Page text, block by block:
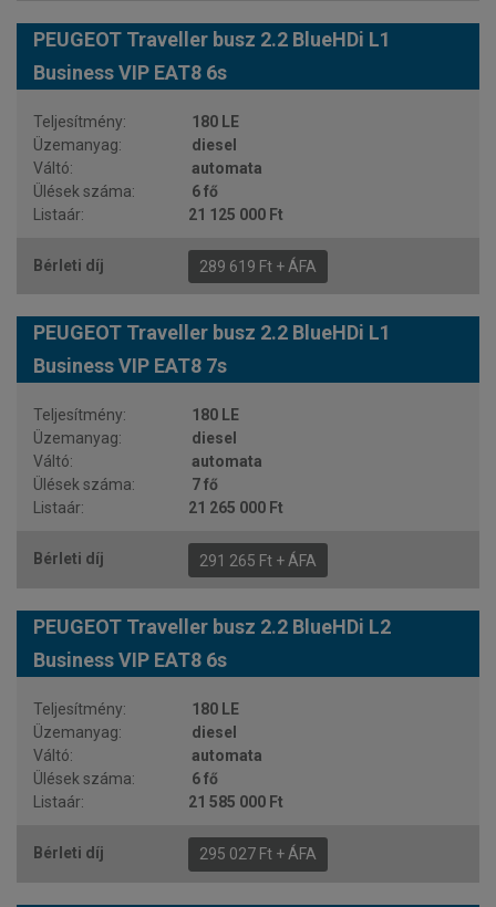
PEUGEOT Traveller busz 2.2 BlueHDi L1
Business VIP EAT8 6s
180 LE
diesel
automata
6 fő
21 125 000 Ft
289 619 Ft + ÁFA
PEUGEOT Traveller busz 2.2 BlueHDi L1
Business VIP EAT8 7s
180 LE
diesel
automata
7 fő
21 265 000 Ft
291 265 Ft + ÁFA
PEUGEOT Traveller busz 2.2 BlueHDi L2
Business VIP EAT8 6s
180 LE
diesel
automata
6 fő
21 585 000 Ft
295 027 Ft + ÁFA